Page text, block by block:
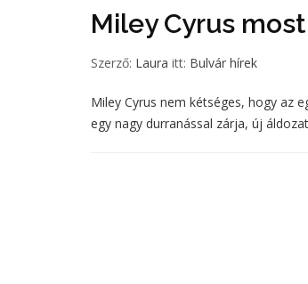
Miley Cyrus
Szerző: Laura itt: Bulvár hírek
Miley Cyrus nem kétséges, hogy az
egy nagy durranással zárja, új